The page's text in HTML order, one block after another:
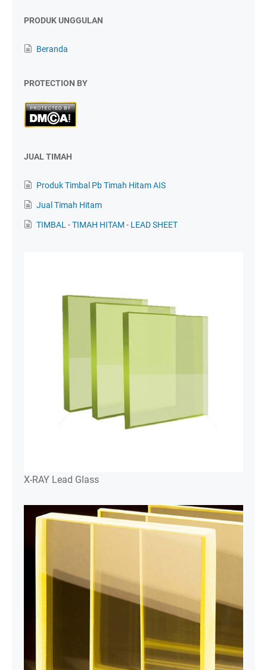
PRODUK UNGGULAN
Beranda
PROTECTION BY
JUAL TIMAH
Produk Timbal Pb Timah Hitam AIS
Jual Timah Hitam
TIMBAL - TIMAH HITAM - LEAD SHEET
X-RAY Lead Glass